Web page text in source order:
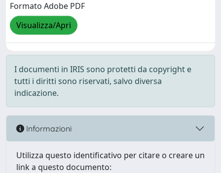
Formato Adobe PDF
Visualizza/Apri
I documenti in IRIS sono protetti da copyright e
tutti i diritti sono riservati, salvo diversa
indicazione.
Informazioni
Utilizza questo identificativo per citare o creare un
link a questo documento: